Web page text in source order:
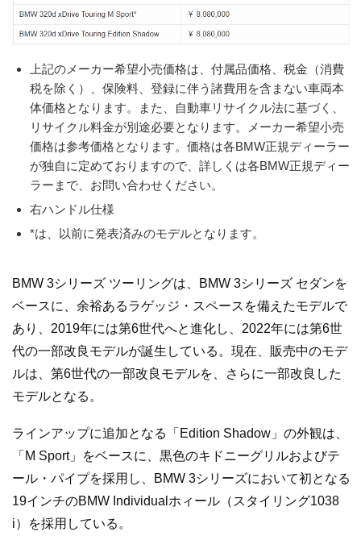
上記のメーカー希望小売価格は、付属品価格、税金（消費
税を除く）、保険料、登録に伴う諸費用を含まない車両本
体価格となります。また、自動車リサイクル法に基づく、
リサイクル料金が別途必要となります。メーカー希望小売
価格は参考価格となります。価格は各BMW正規ディーラー
が独自に定めておりますので、詳しくは各BMW正規ディー
ラーまで、お問い合わせください。
右ハンドル仕様
*は、以前に発表済みのモデルとなります。
BMW 3シリーズ ツーリングは、BMW 3シリーズ セダンを
ベースに、余裕あるラゲッジ・スペースを備えたモデルで
あり、2019年には第6世代へと進化し、2022年には第6世
代の一部改良モデルが誕生している。現在、販売中のモデ
ルは、第6世代の一部改良モデルを、さらに一部改良した
モデルとなる。
ラインアップに追加となる「Edition Shadow」の外観は、
「M Sport」をベースに、黒色のキドニーグリルおよびテ
ール・パイプを採用し、BMW 3シリーズにおいて初となる
19インチのBMW Individualホィール（スタイリング1038
i）を採用している。